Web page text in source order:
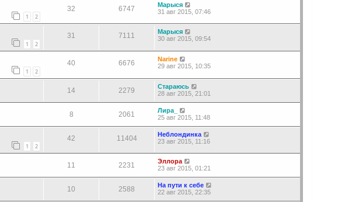
1 2
32 6747
Марыся
31 авг 2015, 07:46
1 2
31 7111
Марыся
30 авг 2015, 09:54
1 2
40 6676
Narine
29 авг 2015, 10:35
14 2279
Стараюсь
28 авг 2015, 21:01
8 2061
Лира_
25 авг 2015, 11:48
1 2
42 11404
Неблондинка
23 авг 2015, 11:16
11 2231
Эллора
23 авг 2015, 01:21
10 2588
На пути к себе
22 авг 2015, 22:35